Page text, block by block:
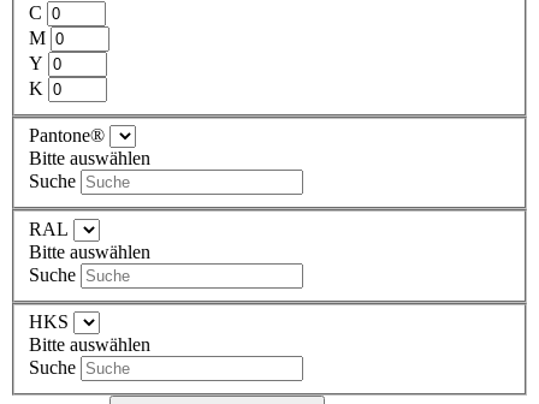
C
M
Y
K
Pantone®
Bitte auswählen
Suche
RAL
Bitte auswählen
Suche
HKS
Bitte auswählen
Suche